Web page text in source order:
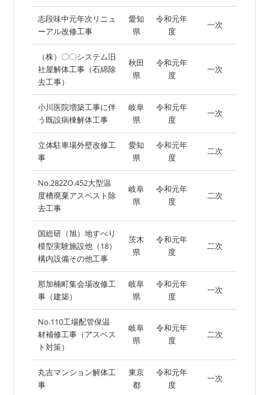
志段味中元年次リニュ
ーアル改修工事
愛知
県
令和元年
度
一次
（株）〇〇システム旧
社屋解体工事（石綿除
去工事）
秋田
県
令和元年
度
一次
小川医院増築工事に伴
う既設病棟解体工事
岐阜
県
令和元年
度
一次
立体駐車場外壁改修工
事
愛知
県
令和元年
度
二次
No.282ZO.452大型温
度槽廃棄アスベスト除
去工事
岐阜
県
令和元年
度
二次
国総研（旭）地すべり
模型実験施設他（18）
構内設備その他工事
茨木
県
令和元年
度
二次
那加楠町集会場改修工
事（建築）
岐阜
県
令和元年
度
一次
No.110工場配管保温
材補修工事（アスベス
ト対策）
岐阜
県
令和元年
度
二次
丸吉マンション解体工
事
東京
都
令和元年
度
一次